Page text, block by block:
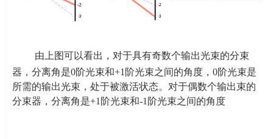
由上图可以看出，对于具有奇数个输出光束的分束
器，分离角是0阶光束和+1 阶光束之间的角度， 0阶光束是
所需的输出光束，处于被激活状态。对于偶数个输出束的
分束器，分离角是+1 阶光束和-1 阶光束之间的角度